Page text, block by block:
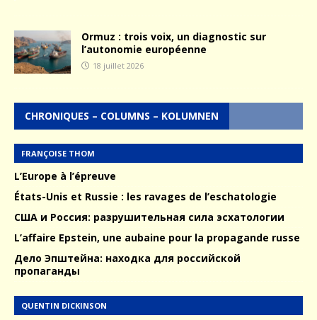
Ormuz : trois voix, un diagnostic sur
l’autonomie européenne
18 juillet 2026
CHRONIQUES – COLUMNS – KOLUMNEN
FRANÇOISE THOM
L’Europe à l’épreuve
États-Unis et Russie : les ravages de l’eschatologie
США и Россия: разрушительная сила эсхатологии
L’affaire Epstein, une aubaine pour la propagande russe
Дело Эпштейна: находка для российской
пропаганды
QUENTIN DICKINSON